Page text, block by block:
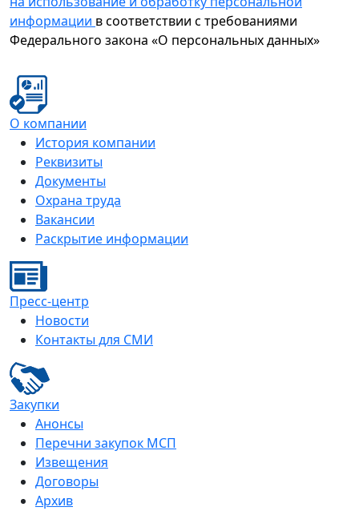
информации в соответствии с требованиями
Федерального закона «О персональных данных»
О компании
История компании
Реквизиты
Документы
Охрана труда
Вакансии
Раскрытие информации
Пресс-центр
Новости
Контакты для СМИ
Закупки
Анонсы
Перечни закупок МСП
Извещения
Договоры
Архив